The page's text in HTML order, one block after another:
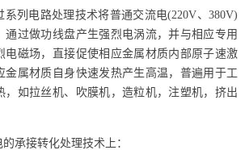
系列电路处理技术将普通交流电(220V、380V)
通过做功线盘产生强烈电涡流，并与相应专用
电磁场，直接促使相应金属材质内部原子速激
金属材质自身快速发热产生高温，普遍用于工
，如拉丝机、吹膜机，造粒机，注塑机，挤出
承接转化处理技术上：